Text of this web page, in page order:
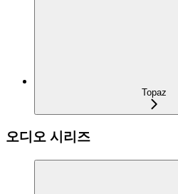
Topaz
오디오 시리즈